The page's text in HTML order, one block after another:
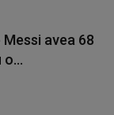
avea 68